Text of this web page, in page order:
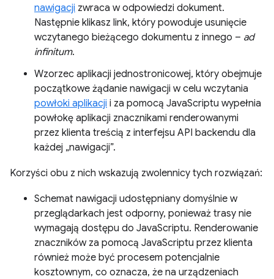
nawigacji zwraca w odpowiedzi dokument.
Następnie klikasz link, który powoduje usunięcie
wczytanego bieżącego dokumentu z innego – ad
infinitum.
Wzorzec aplikacji jednostronicowej, który obejmuje
początkowe żądanie nawigacji w celu wczytania
powłoki aplikacji i za pomocą JavaScriptu wypełnia
powłokę aplikacji znacznikami renderowanymi
przez klienta treścią z interfejsu API backendu dla
każdej „nawigacji”.
Korzyści obu z nich wskazują zwolennicy tych rozwiązań:
Schemat nawigacji udostępniany domyślnie w
przeglądarkach jest odporny, ponieważ trasy nie
wymagają dostępu do JavaScriptu. Renderowanie
znaczników za pomocą JavaScriptu przez klienta
również może być procesem potencjalnie
kosztownym, co oznacza, że na urządzeniach